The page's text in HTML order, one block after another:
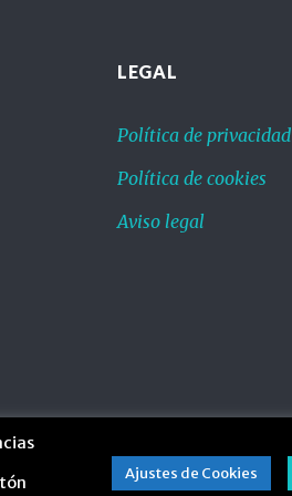
LEGAL
Política de privacidad
Política de cookies
Aviso legal
Ajustes de Cookies